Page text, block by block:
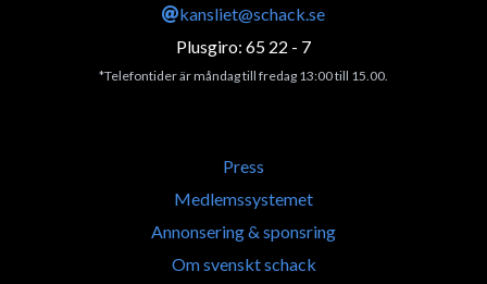
kansliet@schack.se
Plusgiro: 65 22 - 7
*Telefontider är måndag till fredag 13:00 till 15.00.
Press
Medlemssystemet
Annonsering & sponsring
Om svenskt schack